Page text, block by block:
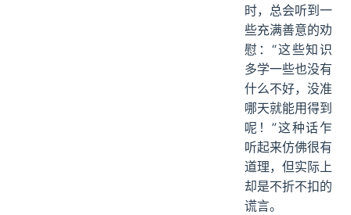
时，总会听到一
些充满善意的劝
慰：“这些知识
多学一些也没有
什么不好，没准
哪天就能用得到
呢！”这种话乍
听起来仿佛很有
道理，但实际上
却是不折不扣的
谎言。